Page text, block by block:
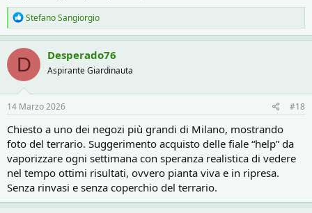
R
e
a
c
t
i
o
n
s
:
Stefano Sangiorgio
D Desperado76
Aspirante Giardinauta
14 Marzo 2026 #18
Chiesto a uno dei negozi più grandi di Milano, mostrando
foto del terrario. Suggerimento acquisto delle fiale “help” da
vaporizzare ogni settimana con speranza realistica di vedere
nel tempo ottimi risultati, ovvero pianta viva e in ripresa.
Senza rinvasi e senza coperchio del terrario.